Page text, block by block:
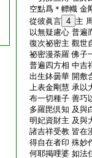
空點爲＊幖幟 金
從彼眞言 4 主
以無疑慮心 普遍
復次祕密主 觀世
祕密漫荼羅 佛子
普遍四方相 中吉
出生鉢曇華 開敷
上表金剛慧 承以
布一切種子 善巧
多羅毘倶知 及與
明妃資財主 及與
諸吉祥受教 皆在
得自在者印 殊妙
何耶掲哩婆 如法